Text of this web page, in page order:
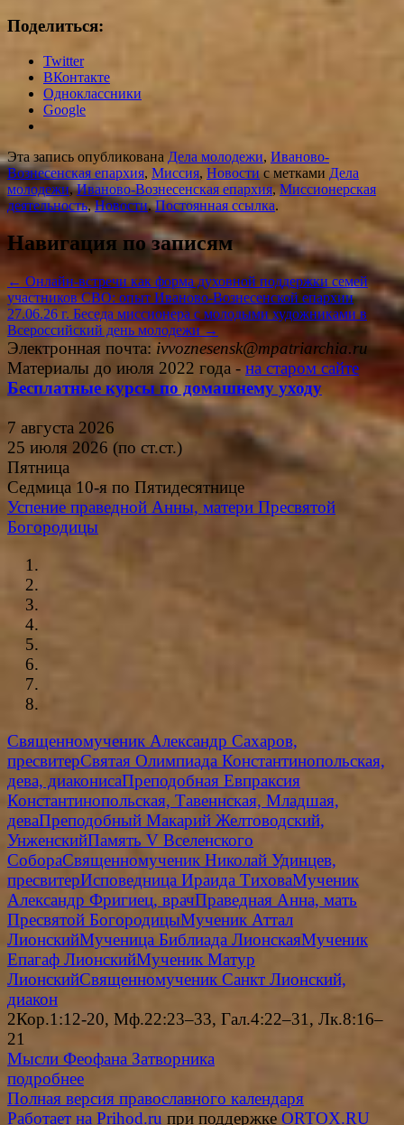
Поделиться:
Twitter
ВКонтакте
Одноклассники
Google
Эта запись опубликована Дела молодежи, Иваново-
Вознесенская епархия, Миссия, Новостис метками Дела
молодежи,Иваново-Вознесенская епархия, Миссионерская
деятельность,Новости.Постоянная ссылка.
Навигация по записям
← Онлайн-встречи как форма духовной поддержки семей
участников СВО: опыт Иваново-Вознесенской епархии
27.06.26 г. Беседа миссионера с молодыми художниками в
Всероссийский день молодежи→
Электронная почта: ivvoznesensk@mpatriarchia.ru
Материалы до июля 2022 года - на старом сайте
Бесплатные курсы по домашнему уходу
7 августа 2026
25 июля 2026 (по ст.ст.)
Пятница
Седмица 10-я по Пятидесятнице
Успение праведной Анны, матери Пресвятой
Богородицы
Священномученик Александр Сахаров,
пресвитерСвятая Олимпиада Константинопольская,
дева, диаконисаПреподобная Евпраксия
Константинопольская, Тавеннская, Младшая,
деваПреподобный Макарий Желтоводский,
УнженскийПамять V Вселенского
СобораСвященномученик Николай Удинцев,
пресвитерИсповедница Ираида ТиховаМученик
Александр Фригиец, врачПраведная Анна, мать
Пресвятой БогородицыМученик Аттал
ЛионскийМученица Библиада ЛионскаяМученик
Епагаф ЛионскийМученик Матур
ЛионскийСвященномученик Санкт Лионский,
диакон
2Кор.1:12-20, Мф.22:23–33, Гал.4:22–31, Лк.8:16–
21
Мысли Феофана Затворника
подробнее
Полная версия православного календаря
Работает на Prihod.ru при поддержке ORTOX.RU